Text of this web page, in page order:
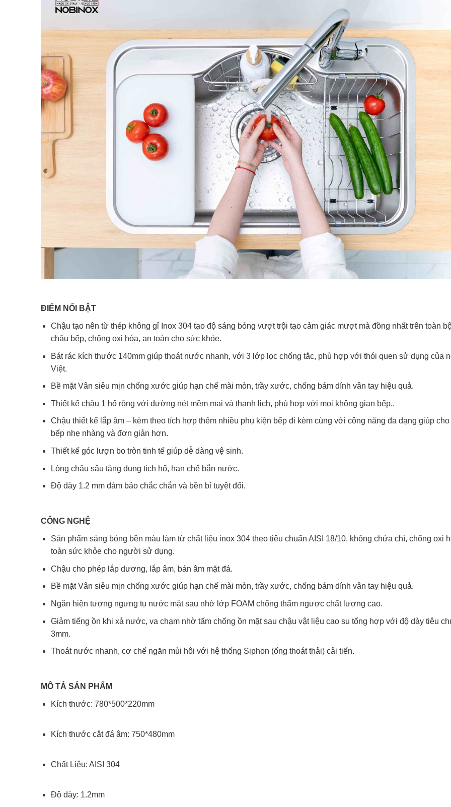
ĐIỂM NỔI BẬT
Chậu tạo nên từ thép không gỉ Inox 304 tạo độ sáng bóng vượt trội tạo cảm giác mượt mà đồng nhất trên toàn
chậu bếp, chống oxi hóa, an toàn cho sức khỏe.
Bát rác kích thước 140mm giúp thoát nước nhanh, với 3 lớp lọc chống tắc, phù hợp với thói quen sử dụng của
Việt.
Bề mặt Vân siêu mịn chống xước giúp hạn chế mài mòn, trầy xước, chống bám dính vân tay hiệu quả.
Thiết kế chậu 1 hố rộng với đường nét mềm mại và thanh lịch, phù hợp với mọi không gian bếp..
Chậu thiết kế lắp âm – kèm theo tích hợp thêm nhiều phụ kiện bếp đi kèm cùng với công năng đa dạng giúp
bếp nhẹ nhàng và đơn giản hơn.
Thiết kế góc lượn bo tròn tinh tế giúp dễ dàng vệ sinh.
Lòng chậu sâu tăng dung tích hố, hạn chế bắn nước.
Độ dày 1.2 mm đảm bảo chắc chắn và bền bỉ tuyệt đối.
CÔNG NGHỆ
Sản phẩm sáng bóng bền màu làm từ chất liệu inox 304 theo tiêu chuẩn AISI 18/10, không chứa chì, chống oxi
toàn sức khỏe cho người sử dụng.
Chậu cho phép lắp dương, lắp âm, bán âm mặt đá.
Bề mặt Vân siêu mịn chống xước giúp hạn chế mài mòn, trầy xước, chống bám dính vân tay hiệu quả.
Ngăn hiện tượng ngưng tụ nước mặt sau nhờ lớp FOAM chống thấm ngược chất lượng cao.
Giảm tiếng ồn khi xả nước, va chạm nhờ tấm chống ồn mặt sau chậu vật liệu cao su tổng hợp với độ dày tiêu
3mm.
Thoát nước nhanh, cơ chế ngăn mùi hôi với hệ thống Siphon (ống thoát thải) cải tiến.
MÔ TẢ SẢN PHẨM
Kích thước: 780*500*220mm
Kích thước cắt đá âm: 750*480mm
Chất Liệu: AISI 304
Độ dày: 1.2mm